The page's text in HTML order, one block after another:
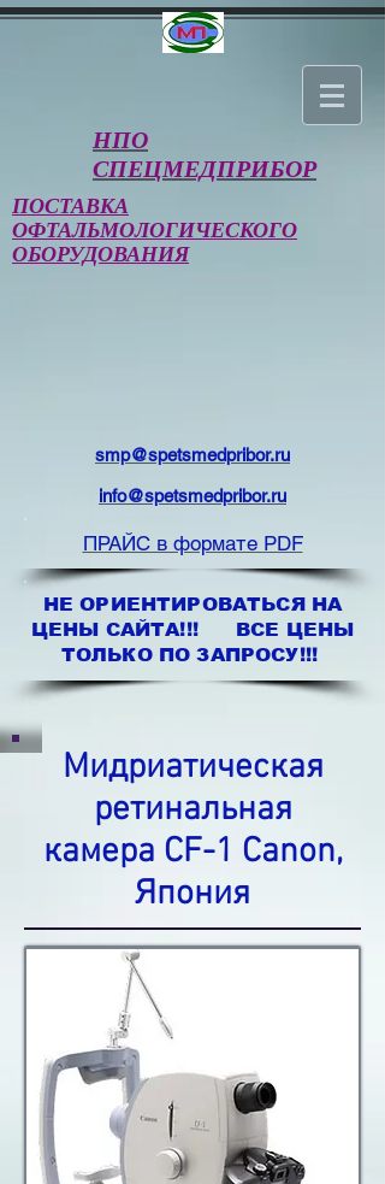
НПО
СПЕЦМЕДПРИБОР
ПОСТАВКА
ОФТАЛЬМОЛОГИЧЕСКОГО
ОБОРУДОВАНИЯ
smp@spetsmedpribor.ru
info@spetsmedpribor.ru
ПРАЙС в формате PDF
НЕ ОРИЕНТИРОВАТЬСЯ НА
ЦЕНЫ САЙТА!!! ВСЕ ЦЕНЫ
ТОЛЬКО ПО ЗАПРОСУ!!!
Мидриатическая
ретинальная
камера CF-1 Canon,
Япония